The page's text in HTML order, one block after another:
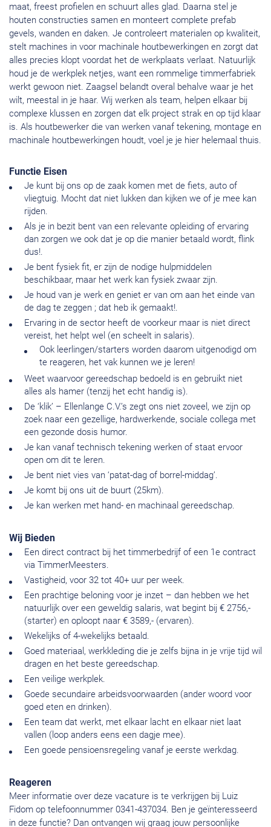
maat, freest profielen en schuurt alles glad. Daarna stel je
houten constructies samen en monteert complete prefab
gevels, wanden en daken. Je controleert materialen op kwaliteit,
stelt machines in voor machinale houtbewerkingen en zorgt dat
alles precies klopt voordat het de werkplaats verlaat. Natuurlijk
houd je de werkplek netjes, want een rommelige timmerfabriek
werkt gewoon niet. Zaagsel belandt overal behalve waar je het
wilt, meestal in je haar. Wij werken als team, helpen elkaar bij
complexe klussen en zorgen dat elk project strak en op tijd klaar
is. Als houtbewerker die van werken vanaf tekening, montage en
machinale houtbewerkingen houdt, voel je je hier helemaal thuis.
Functie Eisen
Je kunt bij ons op de zaak komen met de fiets, auto of
vliegtuig. Mocht dat niet lukken dan kijken we of je mee kan
rijden.
Als je in bezit bent van een relevante opleiding of ervaring
dan zorgen we ook dat je op die manier betaald wordt, flink
dus!.
Je bent fysiek fit, er zijn de nodige hulpmiddelen
beschikbaar, maar het werk kan fysiek zwaar zijn.
Je houd van je werk en geniet er van om aan het einde van
de dag te zeggen ; dat heb ik gemaakt!.
Ervaring in de sector heeft de voorkeur maar is niet direct
vereist, het helpt wel (en scheelt in salaris).
Ook leerlingen/starters worden daarom uitgenodigd om
te reageren, het vak kunnen we je leren!
Weet waarvoor gereedschap bedoeld is en gebruikt niet
alles als hamer (tenzij het echt handig is).
De ‘klik’ – Ellenlange C.V.’s zegt ons niet zoveel, we zijn op
zoek naar een gezellige, hardwerkende, sociale collega met
een gezonde dosis humor.
Je kan vanaf technisch tekening werken of staat ervoor
open om dit te leren.
Je bent niet vies van ‘patat-dag of borrel-middag’.
Je komt bij ons uit de buurt (25km).
Je kan werken met hand- en machinaal gereedschap.
Wij Bieden
Een direct contract bij het timmerbedrijf of een 1e contract
via TimmerMeesters.
Vastigheid, voor 32 tot 40+ uur per week.
Een prachtige beloning voor je inzet – dan hebben we het
natuurlijk over een geweldig salaris, wat begint bij € 2756,-
(starter) en oploopt naar € 3589,- (ervaren).
Wekelijks of 4-wekelijks betaald.
Goed materiaal, werkkleding die je zelfs bijna in je vrije tijd wil
dragen en het beste gereedschap.
Een veilige werkplek.
Goede secundaire arbeidsvoorwaarden (ander woord voor
goed eten en drinken).
Een team dat werkt, met elkaar lacht en elkaar niet laat
vallen (loop anders eens een dagje mee).
Een goede pensioensregeling vanaf je eerste werkdag.
Reageren
Meer informatie over deze vacature is te verkrijgen bij Luiz
Fidom op telefoonnummer 0341-437034. Ben je geïnteresseerd
in deze functie? Dan ontvangen wij graag jouw persoonlijke